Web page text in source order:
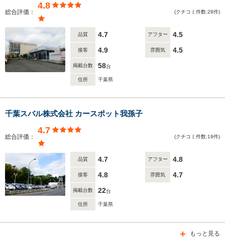
総合評価：
4.8
(クチコミ件数:28件)
品質 4.7 アフター 4.5
接客 4.9 雰囲気 4.5
掲載台数 58台
住所 千葉県
千葉スバル株式会社 カースポット我孫子
総合評価：
4.7
(クチコミ件数:19件)
品質 4.7 アフター 4.8
接客 4.8 雰囲気 4.7
掲載台数 22台
住所 千葉県
もっと見る